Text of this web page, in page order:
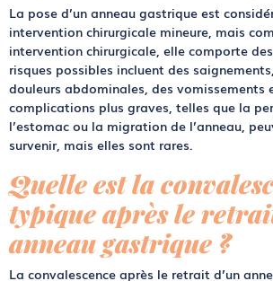
La pose d’un anneau gastrique est
intervention chirurgicale mineure, mais
intervention chirurgicale, elle comporte
risques possibles incluent des
douleurs abdominales, des vomissements
complications plus graves, telles que la
l’estomac ou la migration de l’anneau,
survenir, mais elles sont rares.
Quelle est la
typique après le
anneau gastrique ?
La convalescence après le retrait d’un